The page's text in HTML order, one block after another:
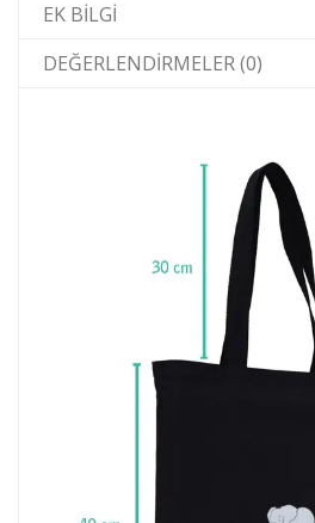
EK BILGI
DEĞERLENDIRMELER (0)